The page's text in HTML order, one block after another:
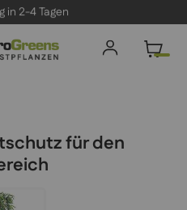
in 2-4 Tagen
für den